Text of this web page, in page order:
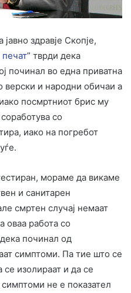
здравје Скопје,
” тврди дека
починал во една приватна
верски и народни обичаи а
посмртниот брис му
со
иако на погребот
мораме да викаме
и санитарен
смртен случај немаат
оваа работа со
починал од
симптоми. Па тие што се
се изолираат и да се
не е показател